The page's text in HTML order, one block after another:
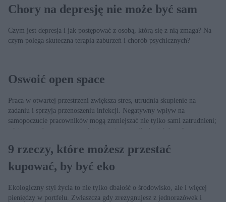
Chory na depresję nie może być sam
Czym jest depresja i jak postępować z osobą, którą się z nią zmaga? Na
czym polega skuteczna terapia zaburzeń i chorób psychicznych?
Oswoić open space
Praca w otwartej przestrzeni zwiększa stres, utrudnia skupienie na
zadaniu i sprzyja przenoszeniu infekcji. Negatywny wpływ na
samopoczucie pracowników mogą zmniejszać nie tylko sami zatrudnieni;
także pracodawcy coraz częściej starają się zadbać o ich komfort.
9 rzeczy, które możesz przestać
kupować, by być eko
Ekologiczny styl życia to nie tylko dbałość o środowisko, ale i więcej
pieniędzy w portfelu. Zwłaszcza gdy zrezygnujesz z jednorazówek i